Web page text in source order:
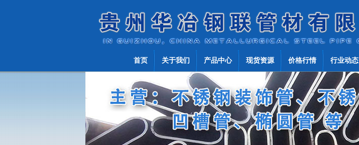
首页 关于我们 产品中心 现货资源 价格行情 行业动态